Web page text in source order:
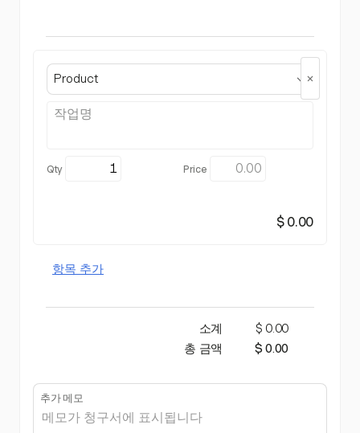
Product
$ 0.00
항목 추가
소계
$ 0.00
총 금액
$ 0.00
추가 메모